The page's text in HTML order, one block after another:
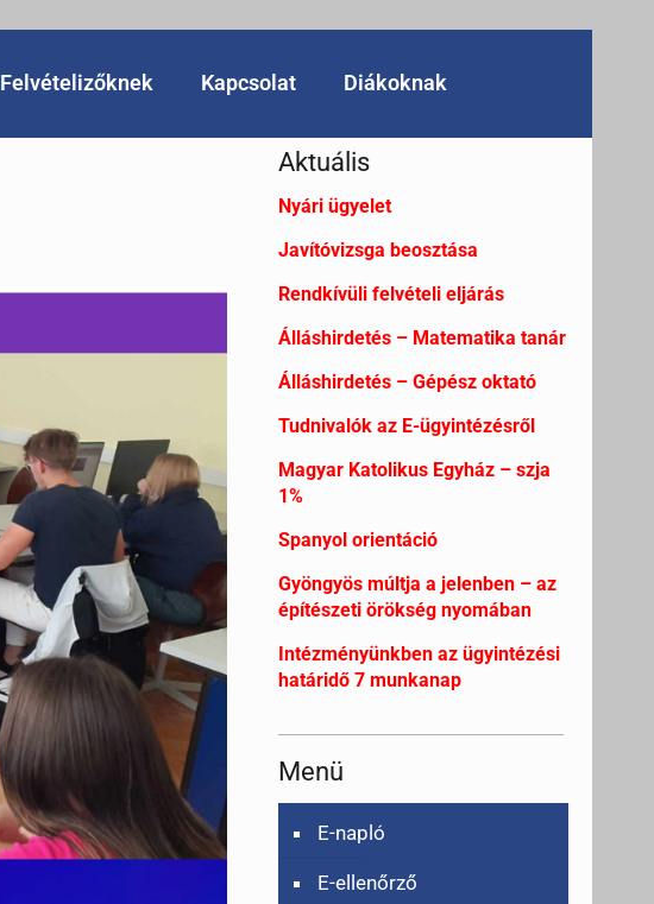
Felvételizőknek Kapcsolat Diákoknak
Aktuális
Nyári ügyelet
Javítóvizsga beosztása
Rendkívüli felvételi eljárás
Álláshirdetés – Matematika tanár
Álláshirdetés – Gépész oktató
Tudnivalók az E-ügyintézésről
Magyar Katolikus Egyház – szja
1%
Spanyol orientáció
Gyöngyös múltja a jelenben – az
építészeti örökség nyomában
Intézményünkben az ügyintézési
határidő 7 munkanap
Menü
E-napló
E-ellenőrző